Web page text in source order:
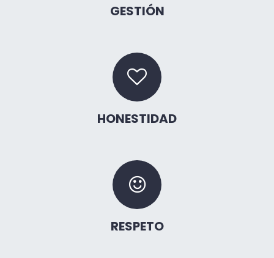
GESTIÓN
HONESTIDAD
RESPETO